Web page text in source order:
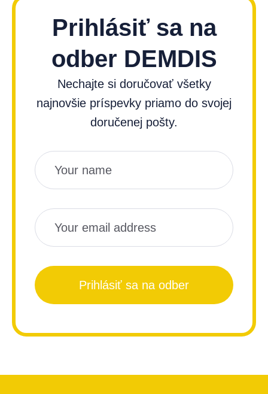
Prihlásiť sa na
odber DEMDIS
Nechajte si doručovať všetky
najnovšie príspevky priamo do svojej
doručenej pošty.
Názov
Email
Prihlásiť sa na odber